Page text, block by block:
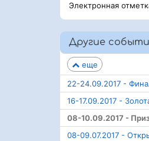
Электронная
Другие
еще
22-24.09.2017 -
16-17.09.2017 -
08-10.09.2017 -
08-09.07.2017 -